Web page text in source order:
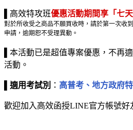
▌高效特攻班優惠活動期間享「七天
對於所收受之商品不願買收時，請於第一次收
申請，逾期恕不受理異動。
▌本活動已是超值專案優惠，不再
活動。
適用考試別 ： 高普考、地方政府
歡迎加入高效函授LINE官方帳號好